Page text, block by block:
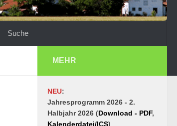
Suche
MEHR
NEU:
Jahresprogramm 2026 - 2.
Halbjahr 2026 (Download - PDF,
Kalenderdatei/ICS)